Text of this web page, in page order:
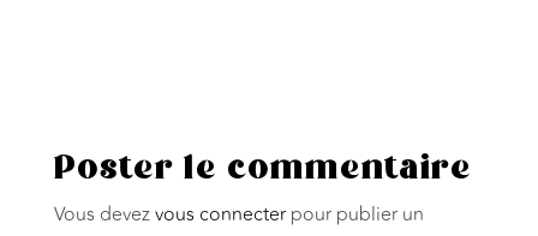
Poster le commentaire
Vous devezvous connecterpour publier un